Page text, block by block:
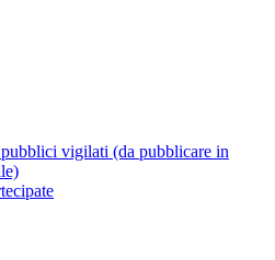
vigilati (da pubblicare in